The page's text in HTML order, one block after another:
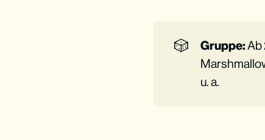
🎲 Gruppe:Ab
u. a.